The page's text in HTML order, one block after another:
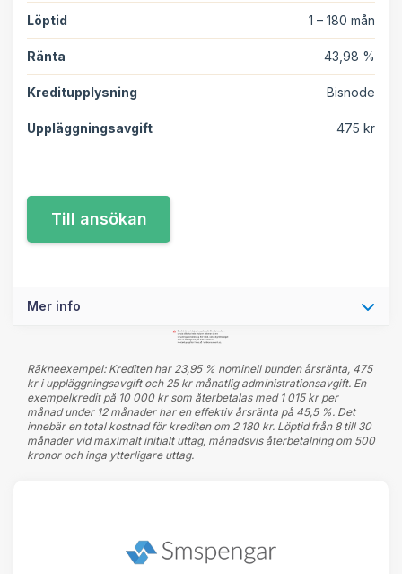
Löptid 1 – 180 mån
Ränta 43,98 %
Kreditupplysning Bisnode
Uppläggningsavgift 475 kr
Mer info
Räkneexempel: Krediten har 23,95 % nominell bunden årsränta, 475
kr i uppläggningsavgift och 25 kr månatlig administrationsavgift. En
exempelkredit på 10 000 kr som återbetalas med 1 015 kr per
månad under 12 månader har en effektiv årsränta på 45,5 %. Det
innebär en total kostnad för krediten om 2 180 kr. Löptid från 8 till 30
månader vid maximalt initialt uttag, månadsvis återbetalning om 500
kronor och inga ytterligare uttag.